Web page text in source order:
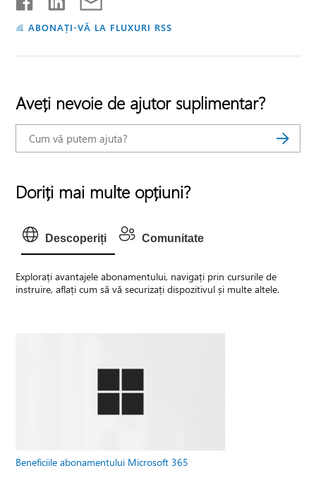
ABONAȚI-VĂ LA FLUXURI RSS
Aveți nevoie de ajutor suplimentar?
Doriți mai multe opțiuni?
Descoperiți Comunitate
Explorați avantajele abonamentului, navigați prin cursurile de
instruire, aflați cum să vă securizați dispozitivul și multe altele.
Beneficiile abonamentului Microsoft 365